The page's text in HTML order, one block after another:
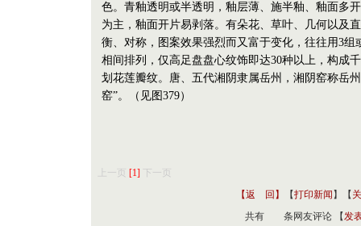
色。青釉透明或半透明，釉层薄、施半釉、釉面多
为主，釉面开片易剥落。有朵花、草叶、几何以及
衡、对称，图案效果强烈而又富于变化，往往用3
相间排列，仅高足盘盘心纹饰即达30种以上，构成
划花莲瓣纹。唐、五代湘阴隶属岳州，湘阴窑称岳
窑”。（见图379）
上一页 [1] 下一页
【返 回】
【打印新闻 】【
共有
条网友评论 【发